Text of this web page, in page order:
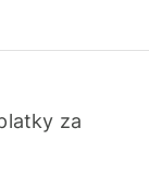
za